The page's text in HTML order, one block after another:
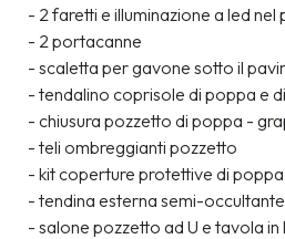
- 2 faretti e illuminazione a led nel
- 2 portacanne
- scaletta per gavone sotto il
- tendalino coprisole di poppa e
- chiusura pozzetto di poppa -
- teli ombreggianti pozzetto
- kit coperture protettive di
- tendina esterna semi-
- salone pozzetto ad U e tavola